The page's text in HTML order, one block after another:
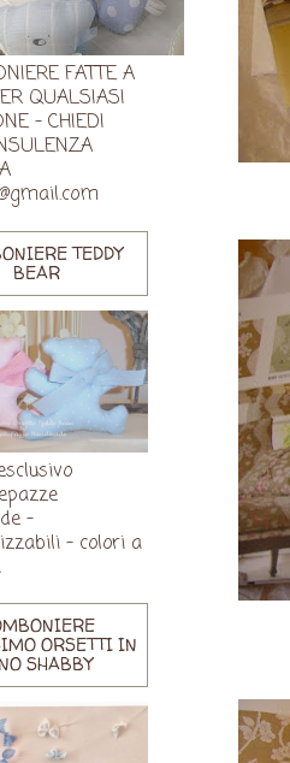
FATTE A
QUALSIASI
- CHIEDI
TEDDY
BEAR
-
- colori a
ORSETTI IN
SHABBY